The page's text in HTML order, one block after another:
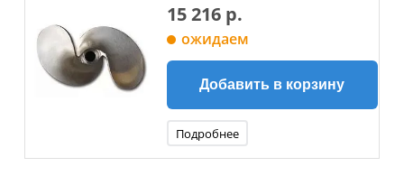
15 216 р.
ожидаем
Добавить в корзину
Подробнее